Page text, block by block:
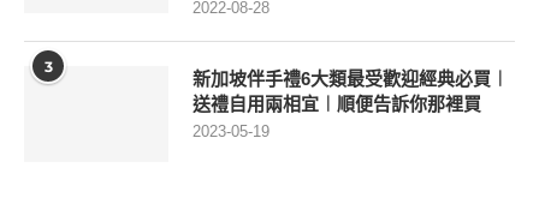
2022-08-28
3
新加坡伴手禮6大類最受歡迎經典必買︱
送禮自用兩相宜︱順便告訴你那裡買
2023-05-19